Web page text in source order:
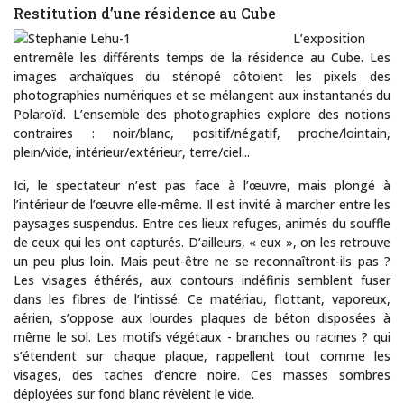
Restitution d’une résidence au Cube
L’exposition
entremêle les différents temps de la résidence au Cube. Les
images archaïques du sténopé côtoient les pixels des
photographies numériques et se mélangent aux instantanés du
Polaroïd. L’ensemble des photographies explore des notions
contraires : noir/blanc, positif/négatif, proche/lointain,
plein/vide, intérieur/extérieur, terre/ciel...
Ici, le spectateur n’est pas face à l’œuvre, mais plongé à
l’intérieur de l’œuvre elle-même. Il est invité à marcher entre les
paysages suspendus. Entre ces lieux refuges, animés du souffle
de ceux qui les ont capturés. D’ailleurs, « eux », on les retrouve
un peu plus loin. Mais peut-être ne se reconnaîtront-ils pas ?
Les visages éthérés, aux contours indéfinis semblent fuser
dans les fibres de l’intissé. Ce matériau, flottant, vaporeux,
aérien, s’oppose aux lourdes plaques de béton disposées à
même le sol. Les motifs végétaux - branches ou racines ? qui
s’étendent sur chaque plaque, rappellent tout comme les
visages, des taches d’encre noire. Ces masses sombres
déployées sur fond blanc révèlent le vide.